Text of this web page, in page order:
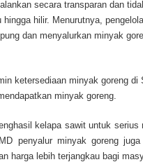
secara transparan dan
hilir. Menurutnya,
dan menyalurkan minyak
ketersediaan minyak goreng di
minyak goreng.
kelapa sawit untuk serius
penyalur minyak goreng
harga lebih terjangkau bagi